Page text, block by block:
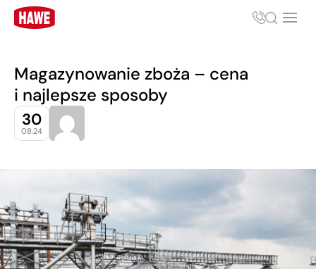
Magazynowanie zboża – cena
i najlepsze sposoby
30
08.24